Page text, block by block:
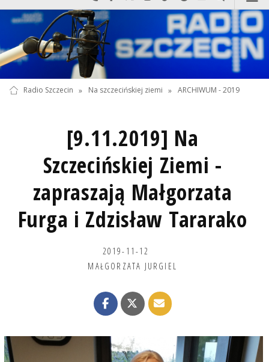
Radio Szczecin » Na szczecińskiej ziemi » ARCHIWUM - 2019
[9.11.2019] Na
Szczecińskiej Ziemi -
zapraszają Małgorzata
Furga i Zdzisław Tararako
2019-11-12
MAŁGORZATA JURGIEL